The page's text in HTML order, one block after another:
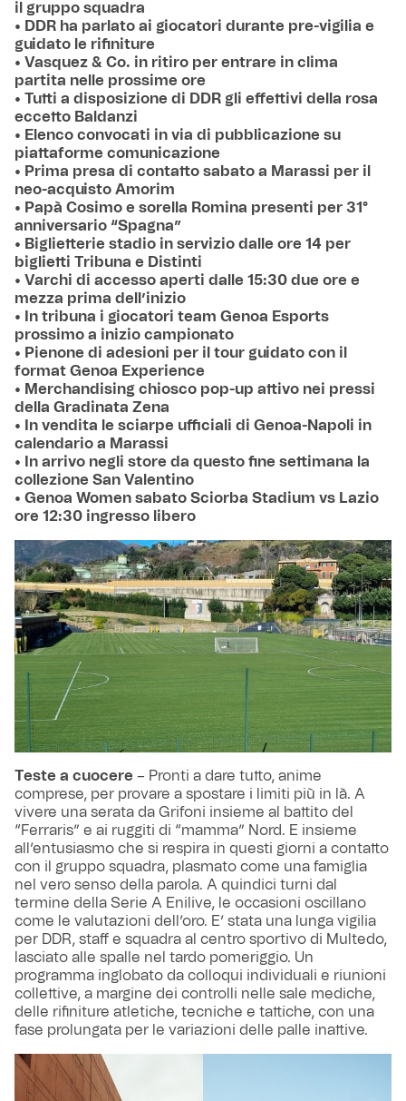
il gruppo squadra
• DDR ha parlato ai giocatori durante pre-vigilia e
guidato le rifiniture
• Vasquez & Co. in ritiro per entrare in clima
partita nelle prossime ore
• Tutti a disposizione di DDR gli effettivi della rosa
eccetto Baldanzi
• Elenco convocati in via di pubblicazione su
piattaforme comunicazione
• Prima presa di contatto sabato a Marassi per il
neo-acquisto Amorim
• Papà Cosimo e sorella Romina presenti per 31°
anniversario “Spagna”
• Biglietterie stadio in servizio dalle ore 14 per
biglietti Tribuna e Distinti
• Varchi di accesso aperti dalle 15:30 due ore e
mezza prima dell’inizio
• In tribuna i giocatori team Genoa Esports
prossimo a inizio campionato
• Pienone di adesioni per il tour guidato con il
format Genoa Experience
• Merchandising chiosco pop-up attivo nei pressi
della Gradinata Zena
• In vendita le sciarpe ufficiali di Genoa-Napoli in
calendario a Marassi
• In arrivo negli store da questo fine settimana la
collezione San Valentino
• Genoa Women sabato Sciorba Stadium vs Lazio
ore 12:30 ingresso libero
Teste a cuocere – Pronti a dare tutto, anime
comprese, per provare a spostare i limiti più in là. A
vivere una serata da Grifoni insieme al battito del
“Ferraris” e ai ruggiti di “mamma” Nord. E insieme
all’entusiasmo che si respira in questi giorni a contatto
con il gruppo squadra, plasmato come una famiglia
nel vero senso della parola. A quindici turni dal
termine della Serie A Enilive, le occasioni oscillano
come le valutazioni dell’oro. E’ stata una lunga vigilia
per DDR, staff e squadra al centro sportivo di Multedo,
lasciato alle spalle nel tardo pomeriggio. Un
programma inglobato da colloqui individuali e riunioni
collettive, a margine dei controlli nelle sale mediche,
delle rifiniture atletiche, tecniche e tattiche, con una
fase prolungata per le variazioni delle palle inattive.